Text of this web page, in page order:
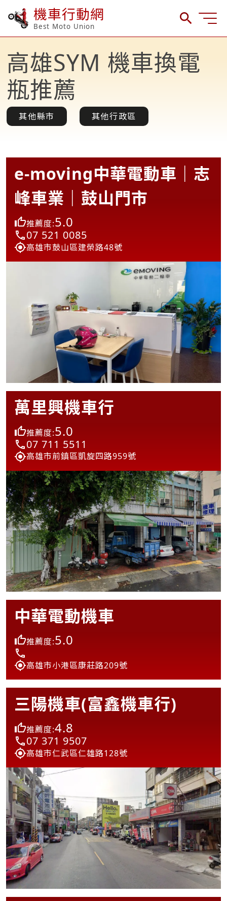
機車行動網
Best Moto Union
高雄SYM 機車換電
瓶推薦
其他縣市 其他行政區
e-moving中華電動車｜志
峰車業｜鼓山門市
推薦度:5.0
07 521 0085
高雄市鼓山區建榮路48號
萬里興機車行
推薦度:5.0
07 711 5511
高雄市前鎮區凱旋四路959號
中華電動機車
推薦度:5.0
高雄市小港區康莊路209號
三陽機車(富鑫機車行)
推薦度:4.8
07 371 9507
高雄市仁武區仁雄路128號